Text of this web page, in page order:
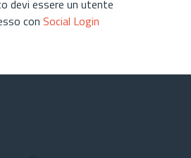
devi essere un utente
con Social Login